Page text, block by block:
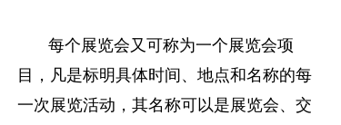
每个展览会又可称为一个展览会项
目，凡是标明具体时间、地点和名称的每
一次展览活动，其名称可以是展览会、交